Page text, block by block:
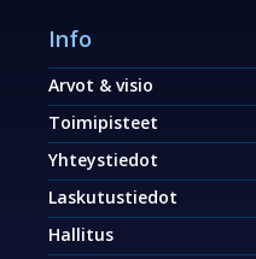
Info
Arvot & visio
Toimipisteet
Yhteystiedot
Laskutustiedot
Hallitus